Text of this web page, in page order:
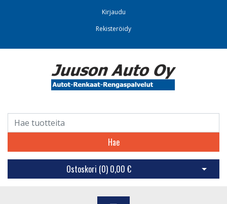
Kirjaudu
Rekisteröidy
Hae
Ostoskori (0) 0,00 € Avaa